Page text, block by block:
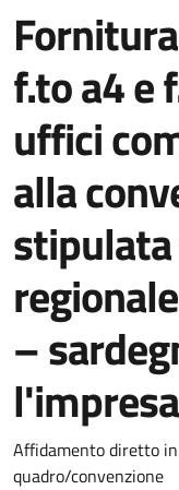
f.to a4 e
uffici
alla
–
Dettaglio del
Affidamento diretto
quadro/convenzione